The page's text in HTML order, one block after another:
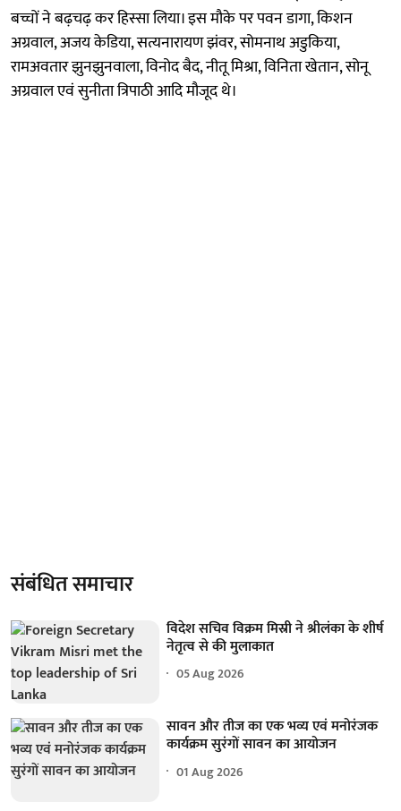
बच्चों ने बढ़चढ़ कर हिस्सा लिया। इस मौके पर पवन डागा, किशन
अग्रवाल, अजय केडिया, सत्यनारायण झंवर, सोमनाथ अडुकिया,
रामअवतार झुनझुनवाला, विनोद बैद, नीतू मिश्रा, विनिता खेतान, सोनू
अग्रवाल एवं सुनीता त्रिपाठी आदि मौजूद थे।
संबंधित समाचार
विदेश सचिव विक्रम मिस्री ने श्रीलंका के शीर्ष
नेतृत्व से की मुलाकात
05 Aug 2026
सावन और तीज का एक भव्य एवं मनोरंजक
कार्यक्रम सुरंगों सावन का आयोजन
01 Aug 2026